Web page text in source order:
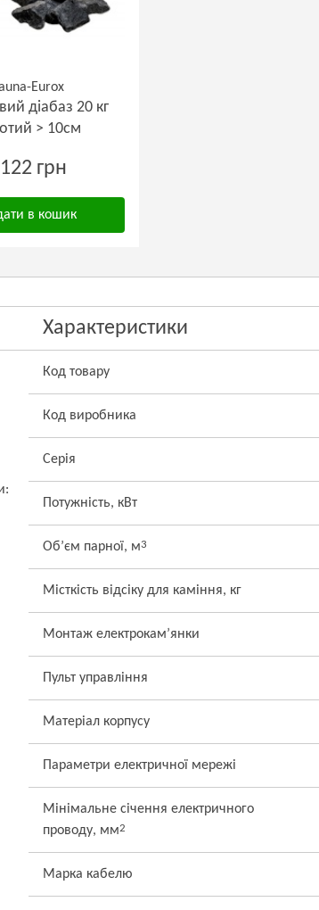
Eurox
діабаз 20 кг
> 10см
грн
в кошик
Характеристики
Код товару
Код виробника
Серія
Потужність, кВт
Об’єм парної, м3
Місткість відсіку для каміння, кг
Монтаж електрокам’янки
Пульт управління
Матеріал корпусу
Параметри електричної мережі
Мінімальне січення електричного
проводу, мм2
Марка кабелю